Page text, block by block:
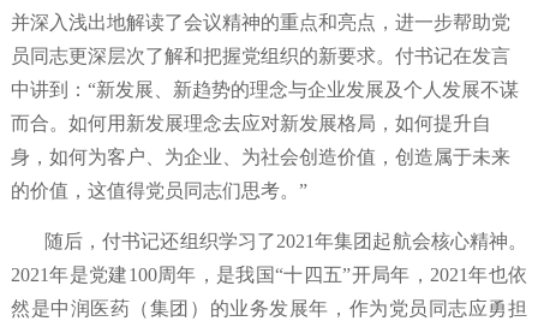
并深入浅出地解读了会议精神的重点和亮点，进一步帮助党
员同志更深层次了解和把握党组织的新要求。付书记在发言
中讲到：“新发展、新趋势的理念与企业发展及个人发展不谋
而合。如何用新发展理念去应对新发展格局，如何提升自
身，如何为客户、为企业、为社会创造价值，创造属于未来
的价值，这值得党员同志们思考。 ”
随后，付书记还组织学习了2021年集团起航会核心精神。
2021年是党建100周年，是我国“十四五”开局年， 2021年也依
然是中润医药（集团）的业务发展年，作为党员同志应勇担